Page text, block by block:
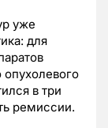
уже
для
опухолевого
в три
ремиссии.